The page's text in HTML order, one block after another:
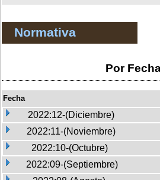
Normativa
Por
Fecha
2022:12-(Diciembre)
2022:11-(Noviembre)
2022:10-(Octubre)
2022:09-(Septiembre)